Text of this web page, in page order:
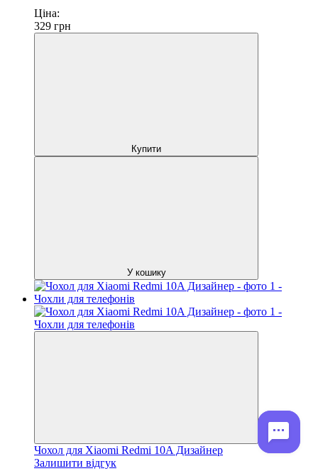
Ціна:
329 грн
Купити
У кошику
Чохол для Xiaomi Redmi 10A Дизайнер
Залишити відгук